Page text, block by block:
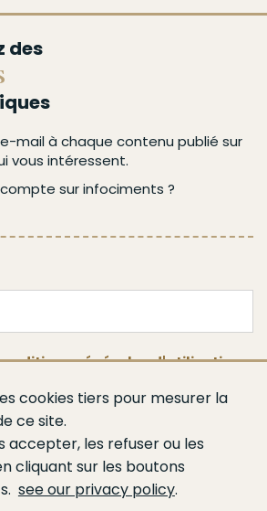
cookies tiers pour mesurer la
ce site.
accepter, les refuser ou les
cliquant sur les boutons
see our privacy policy.
des
mail à chaque contenu publié sur
vous intéressent.
sur infociments ?
générales d'utilisation